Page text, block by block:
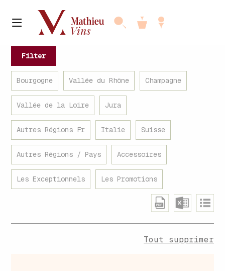
Filter
Bourgogne Vallée du Rhône Champagne
Vallée de la Loire Jura
Autres Régions Fr Italie Suisse
Autres Régions / Pays Accessoires
Les Exceptionnels Les Promotions
Tout supprimer